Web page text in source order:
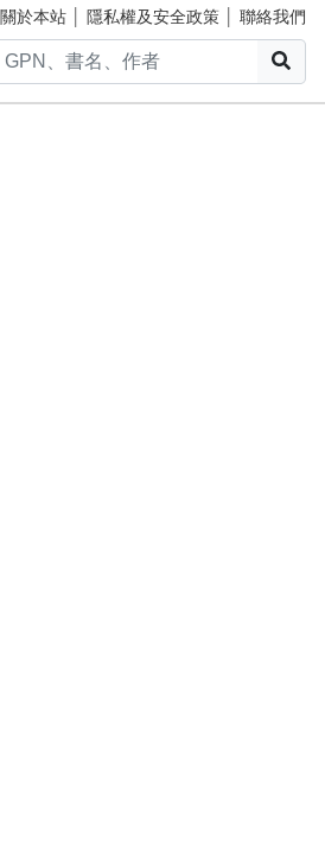
關於本站 隱私權及安全政策 聯絡我們